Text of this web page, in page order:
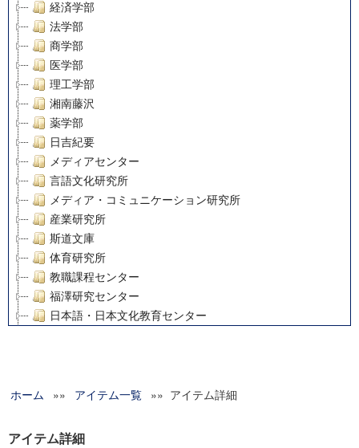
経済学部
法学部
商学部
医学部
理工学部
湘南藤沢
薬学部
日吉紀要
メディアセンター
言語文化研究所
メディア・コミュニケーション研究所
産業研究所
斯道文庫
体育研究所
教職課程センター
福澤研究センター
日本語・日本文化教育センター
グローバルリサーチインスティテュート
科学研究費補助金研究成果報告書
ホーム »» アイテム一覧 »» アイテム詳細
アイテム詳細